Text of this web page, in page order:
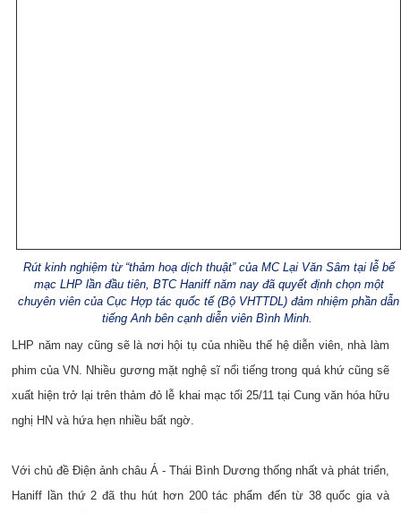
Rút kinh nghiệm từ “thảm hoạ dịch thuật” của MC Lại Văn Sâm tại lễ bế
mạc LHP lần đầu tiên, BTC Haniff năm nay đã quyết định chọn một
chuyên viên của Cục Hợp tác quốc tế (Bộ VHTTDL) đảm nhiệm phần dẫn
tiếng Anh bên cạnh diễn viên Bình Minh.
LHP năm nay cũng sẽ là nơi hội tụ của nhiều thế hệ diễn viên, nhà làm
phim của VN. Nhiều gương mặt nghệ sĩ nổi tiếng trong quá khứ cũng sẽ
xuất hiện trở lại trên thảm đỏ lễ khai mạc tối 25/11 tại Cung văn hóa hữu
nghị HN và hứa hẹn nhiều bất ngờ.
Với chủ đề Điện ảnh châu Á - Thái Bình Dương thống nhất và phát triển,
Haniff lần thứ 2 đã thu hút hơn 200 tác phẩm đến từ 38 quốc gia và